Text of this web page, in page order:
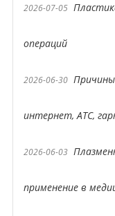
2026-07-05
операций
2026-06-30
интернет, АТС,
2026-06-03
применение в